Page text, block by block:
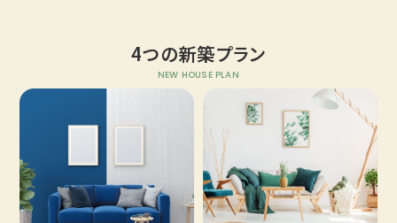
4つの新築プラン
NEW HOUSE PLAN